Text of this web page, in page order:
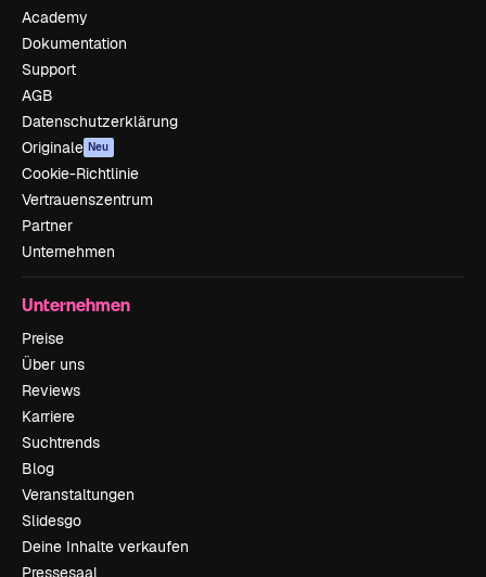
Academy
Dokumentation
Support
AGB
Datenschutzerklärung
Originale Neu
Cookie-Richtlinie
Vertrauenszentrum
Partner
Unternehmen
Unternehmen
Preise
Über uns
Reviews
Karriere
Suchtrends
Blog
Veranstaltungen
Slidesgo
Deine Inhalte verkaufen
Pressesaal